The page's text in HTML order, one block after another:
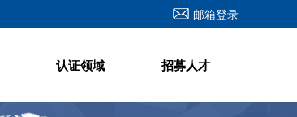
邮箱登录
认证领域 招募人才